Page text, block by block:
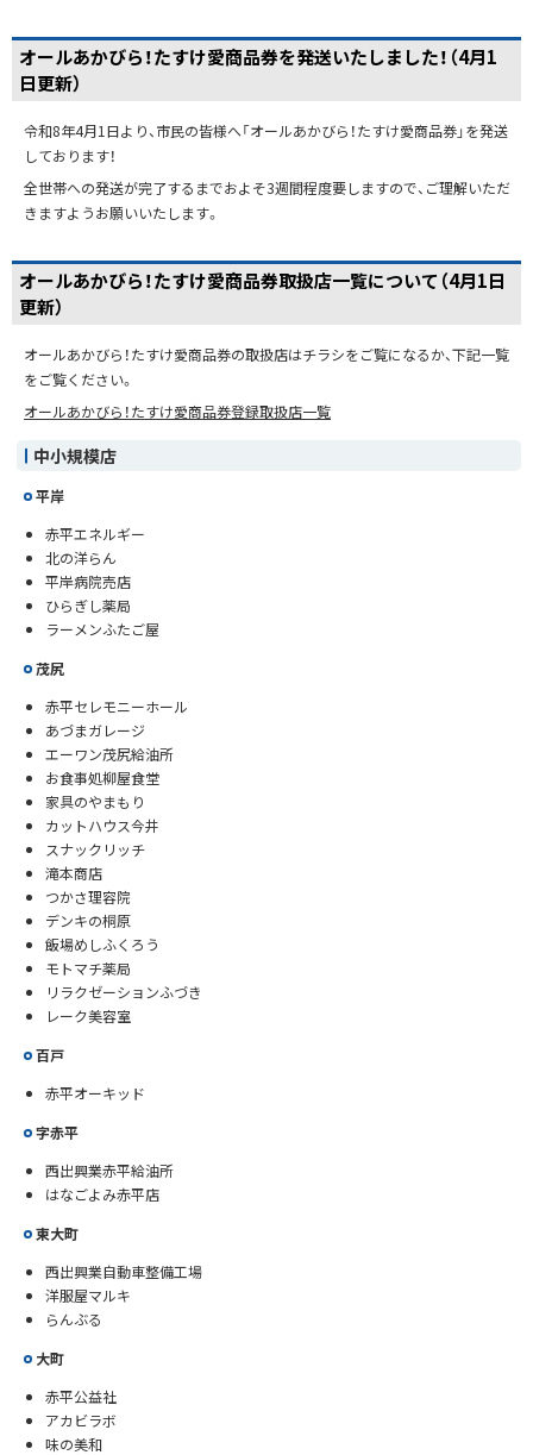
オールあかびら！たすけ愛商品券を発送いたしました！（4月1
日更新）
令和8年4月1日より、市民の皆様へ「オールあかびら！たすけ愛商品券」を発送
しております！
全世帯への発送が完了するまでおよそ3週間程度要しますので、ご理解いただ
きますようお願いいたします。
オールあかびら！たすけ愛商品券取扱店一覧について（4月1日
更新）
オールあかびら！たすけ愛商品券の取扱店はチラシをご覧になるか、下記一覧
をご覧ください。
オールあかびら！たすけ愛商品券登録取扱店一覧
中小規模店
平岸
赤平エネルギー
北の洋らん
平岸病院売店
ひらぎし薬局
ラーメンふたご屋
茂尻
赤平セレモニーホール
あづまガレージ
エーワン茂尻給油所
お食事処柳屋食堂
家具のやまもり
カットハウス今井
スナックリッチ
滝本商店
つかさ理容院
デンキの桐原
飯場めしふくろう
モトマチ薬局
リラクゼーションふづき
レーク美容室
百戸
赤平オーキッド
字赤平
西出興業赤平給油所
はなごよみ赤平店
東大町
西出興業自動車整備工場
洋服屋マルキ
らんぶる
大町
赤平公益社
アカビラボ
味の美和